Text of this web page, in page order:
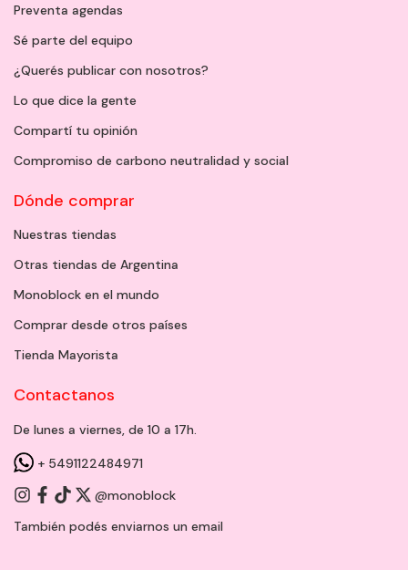
Preventa agendas
Sé parte del equipo
¿Querés publicar con nosotros?
Lo que dice la gente
Compartí tu opinión
Compromiso de carbono neutralidad y social
Dónde comprar
Nuestras tiendas
Otras tiendas de Argentina
Monoblock en el mundo
Comprar desde otros países
Tienda Mayorista
Contactanos
De lunes a viernes, de 10 a 17h.
+ 5491122484971
@monoblock
También podés enviarnos un email